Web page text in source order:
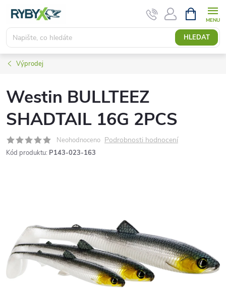
obsah
HLEDAT
NÁKUPNÍ
KOŠÍK
Výprodej
Westin BULLTEEZ
SHADTAIL 16G 2PCS
Neohodnoceno Podrobnosti hodnocení
Kód produktu: P143-023-163